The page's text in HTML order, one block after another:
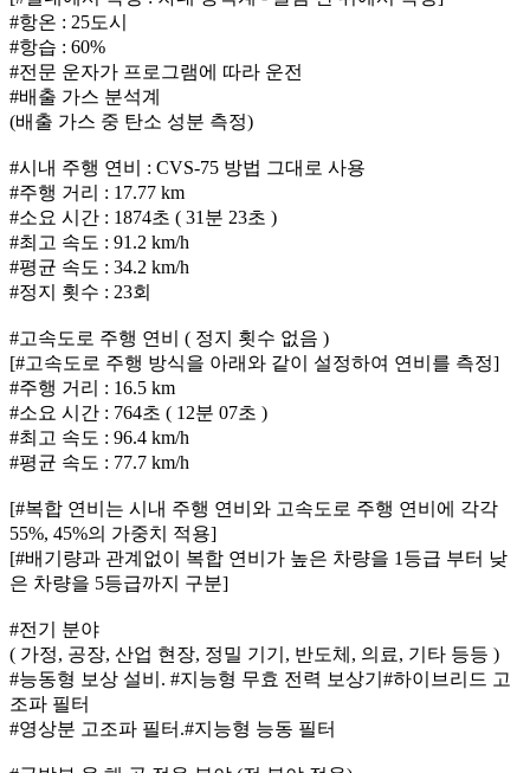
#항온 : 25도시
#항습 : 60%
#전문 운자가 프로그램에 따라 운전
#배출 가스 분석계
(배출 가스 중 탄소 성분 측정)
#시내 주행 연비 : CVS-75 방법 그대로 사용
#주행 거리 : 17.77 km
#소요 시간 : 1874초 ( 31분 23초 )
#최고 속도 : 91.2 km/h
#평균 속도 : 34.2 km/h
#정지 횟수 : 23회
#고속도로 주행 연비 ( 정지 횟수 없음 )
[#고속도로 주행 방식을 아래와 같이 설정하여 연비를 측정]
#주행 거리 : 16.5 km
#소요 시간 : 764초 ( 12분 07초 )
#최고 속도 : 96.4 km/h
#평균 속도 : 77.7 km/h
[#복합 연비는 시내 주행 연비와 고속도로 주행 연비에 각각
55%, 45%의 가중치 적용]
[#배기량과 관계없이 복합 연비가 높은 차량을 1등급 부터 낮
은 차량을 5등급까지 구분]
#전기 분야
( 가정, 공장, 산업 현장, 정밀 기기, 반도체, 의료, 기타 등등 )
#능동형 보상 설비. #지능형 무효 전력 보상기#하이브리드 고
조파 필터
#영상분 고조파 필터.#지능형 능동 필터